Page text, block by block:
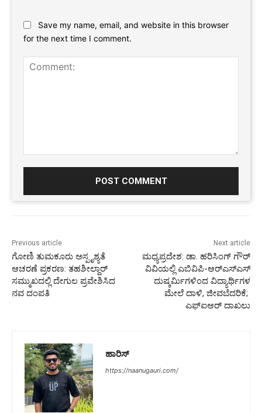
Save my name, email, and website in this browser
for the next time I comment.
Previous article
ಗೋಣಿ ತುಮಕೂರು ಅಸ್ಪೃಶ್ಯತೆ
ಆಚರಣೆ ಪ್ರಕರಣ: ತಹಶೀಲ್ದಾರ್
ಸಮ್ಮುಖದಲ್ಲಿ ದೇಗುಲ ಪ್ರವೇಶಿಸಿದ
ನವ ದಂಪತಿ
Next article
ಮಧ್ಯಪ್ರದೇಶ: ಡಾ. ಹರಿಸಿಂಗ್ ಗೌರ್
ವಿವಿಯಲ್ಲಿ ಎಬಿವಿಪಿ-ಆರ್‌ಎಸ್‌ಎಸ್‌
ದುಷ್ಕರ್ಮಿಗಳಿಂದ ವಿದ್ಯಾರ್ಥಿಗಳ
ಮೇಲೆ ದಾಳಿ, ಜೀವಬೆದರಿಕೆ;
ಎಫ್‌ಐಆರ್ ದಾಖಲು
ಹಾರಿಸ್
https://naanugauri.com/